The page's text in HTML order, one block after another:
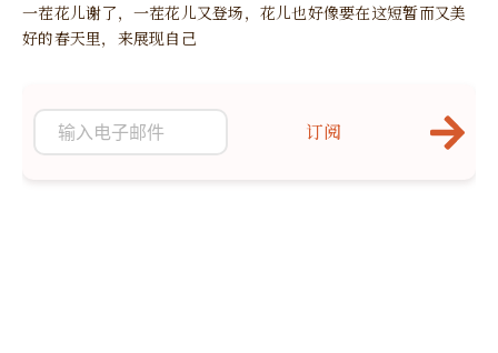
一茬花儿谢了，一茬花儿又登场，花儿也好像要在这短暂而又美
好的春天里，来展现自己
订阅